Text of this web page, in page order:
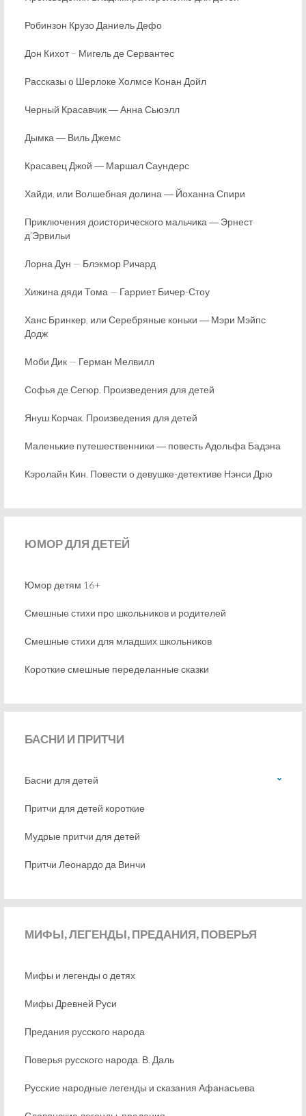
Робинзон Крузо Даниель Дефо
Дон Кихот – Мигель де Сервантес
Рассказы о Шерлоке Холмсе Конан Дойл
Черный Красавчик ― Анна Сьюэлл
Дымка ― Виль Джемс
Красавец Джой ― Маршал Саундерс
Хайди, или Волшебная долина ― Йоханна Спири
Приключения доисторического мальчика ― Эрнест
д’Эрвильи
Лорна Дун — Блэкмор Ричард
Хижина дяди Тома — Гарриет Бичер-Стоу
Ханс Бринкер, или Серебряные коньки ― Мэри Мэйпс
Додж
Моби Дик — Герман Мелвилл
Софья де Сегюр. Произведения для детей
Януш Корчак. Произведения для детей
Маленькие путешественники ― повесть Адольфа Бадэна
Кэролайн Кин. Повести о девушке-детективе Нэнси Дрю
ЮМОРДЛЯ ДЕТЕЙ
Юмор детям 16+
Смешные стихи про школьников и родителей
Смешные стихи для младших школьников
Короткие смешные переделанные сказки
БАСНИ И ПРИТЧИ
Басни для детей
Притчи для детей короткие
Мудрые притчи для детей
Притчи Леонардо да Винчи
МИФЫ,ЛЕГЕНДЫ, ПРЕДАНИЯ, ПОВЕРЬЯ
Мифы и легенды о детях
Мифы Древней Руси
Предания русского народа
Поверья русского народа. В. Даль
Русские народные легенды и сказания Афанасьева